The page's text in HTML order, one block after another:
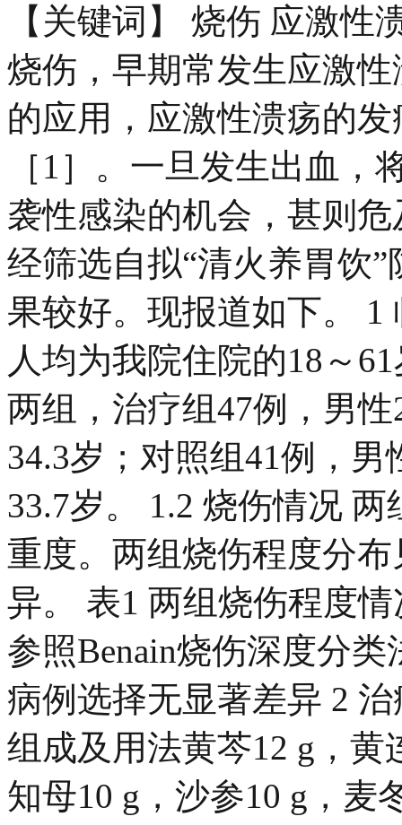
【关键词】 烧伤 应激性
烧伤，早期常发生应激
的应用，应激性溃疡的
［1］。一旦发生出血
袭性感染的机会，甚则
经筛选自拟“清火养胃饮
果较好。现报道如下。 1
人均为我院住院的18～
两组，治疗组47例，男
34.3岁；对照组41例，
33.7岁。 1.2 烧伤情况
重度。两组烧伤程度分
异。 表1 两组烧伤程度
参照Benain烧伤深度分
病例选择无显著差异 2
组成及用法黄芩12 g，黄
知母10 g，沙参10 g，麦